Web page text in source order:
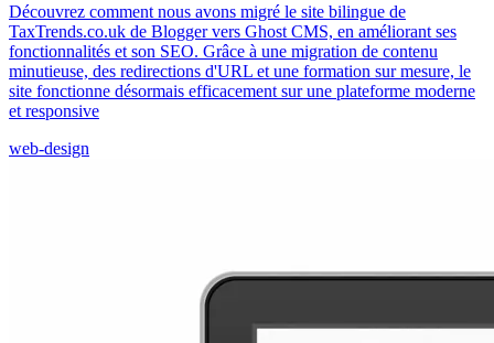
Découvrez comment nous avons migré le site bilingue de
TaxTrends.co.uk de Blogger vers Ghost CMS, en améliorant ses
fonctionnalités et son SEO. Grâce à une migration de contenu
minutieuse, des redirections d'URL et une formation sur mesure, le
site fonctionne désormais efficacement sur une plateforme moderne
et responsive
web-design